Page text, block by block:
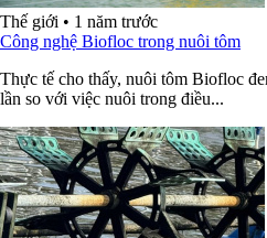
Thế giới • 1 năm trước
Công nghệ Biofloc trong nuôi tôm
Thực tế cho thấy, nuôi tôm Biofloc
lần so với việc nuôi trong điều...